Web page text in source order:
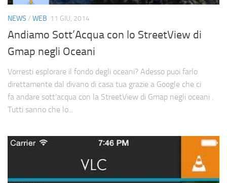
Cerca
NEWS / WEB 11 GIU, 2014
Andiamo Sott’Acqua con lo StreetView di
Gmap negli Oceani
Vorresti esplorare il fondo degli oceani? Adesso puoi farlo
direttamente dal divano di casa tua grazie a Google che ci
fa andare sott’acqua con la StreetView di Gmap negli oceani .
Tutti sanno che lo...